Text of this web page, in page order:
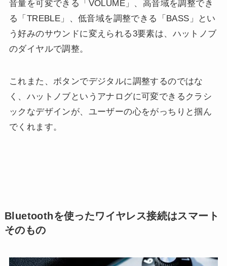
音量を可変できる「VOLUME」、高音域を調整でき
る「TREBLE」、低音域を調整できる「BASS」とい
う好みのサウンドに変えられる3要素は、ハットノブ
のダイヤルで調整。
これまた、ボタンでデジタルに調整するのではな
く、ハットノブというアナログに可変できるクラシ
ックなデザインが、ユーザーの心をがっちりと掴ん
でくれます。
Bluetoothを使ったワイヤレス接続はスマート
そのもの